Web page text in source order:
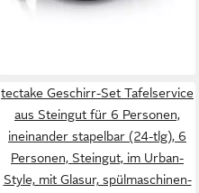
lieferbar - in 2-3 Werktagen bei dir
tectake Geschirr-Set Tafelservice
aus Steingut für 6 Personen,
ineinander stapelbar (24-tlg), 6
Personen, Steingut, im Urban-
Style, mit Glasur, spülmaschinen-